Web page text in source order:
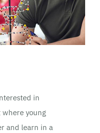
in
young
and learn in a